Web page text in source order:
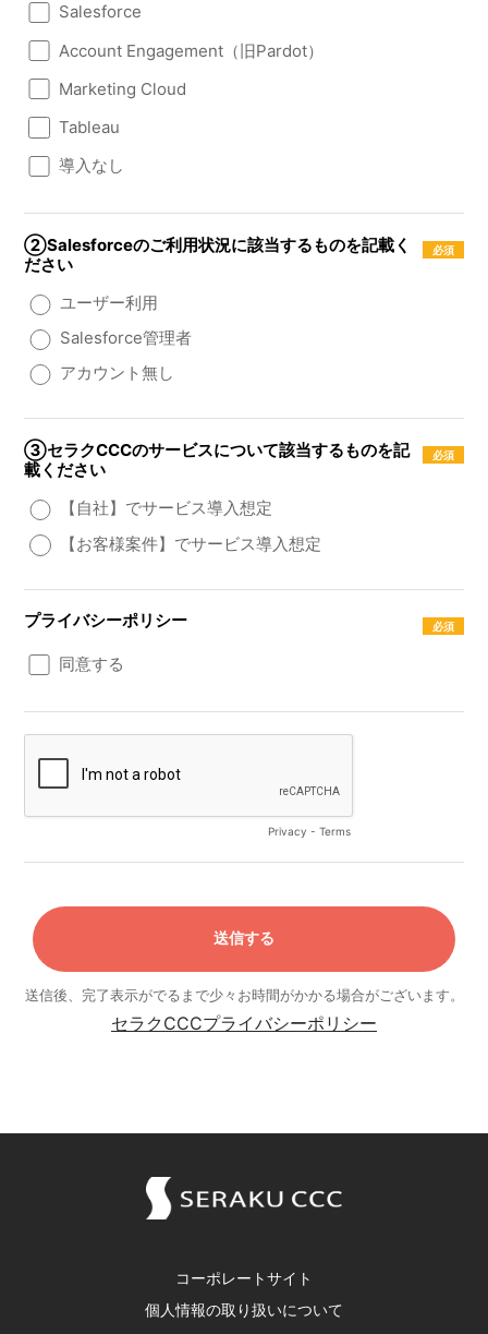
Salesforce
Account Engagement（旧Pardot）
Marketing Cloud
Tableau
導入なし
②Salesforceのご利用状況に該当するものを記載く
ださい
ユーザー利用
Salesforce管理者
アカウント無し
③セラクCCCのサービスについて該当するものを記
載ください
【自社】でサービス導入想定
【お客様案件】でサービス導入想定
プライバシーポリシー
同意する
Privacy -Terms
送信後、完了表示がでるまで少々お時間がかかる場合がございます。
セラクCCCプライバシーポリシー
コーポレートサイト
個人情報の取り扱いについて